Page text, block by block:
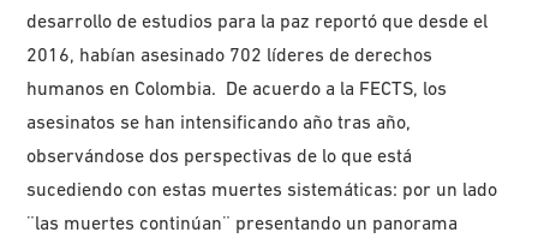
desarrollo de estudios para la paz reportó que desde el
2016, habían asesinado 702 líderes de derechos
humanos en Colombia. De acuerdo a la FECTS, los
asesinatos se han intensificando año tras año,
observándose dos perspectivas de lo que está
sucediendo con estas muertes sistemáticas: por un lado
¨las muertes continúan¨ presentando un panorama